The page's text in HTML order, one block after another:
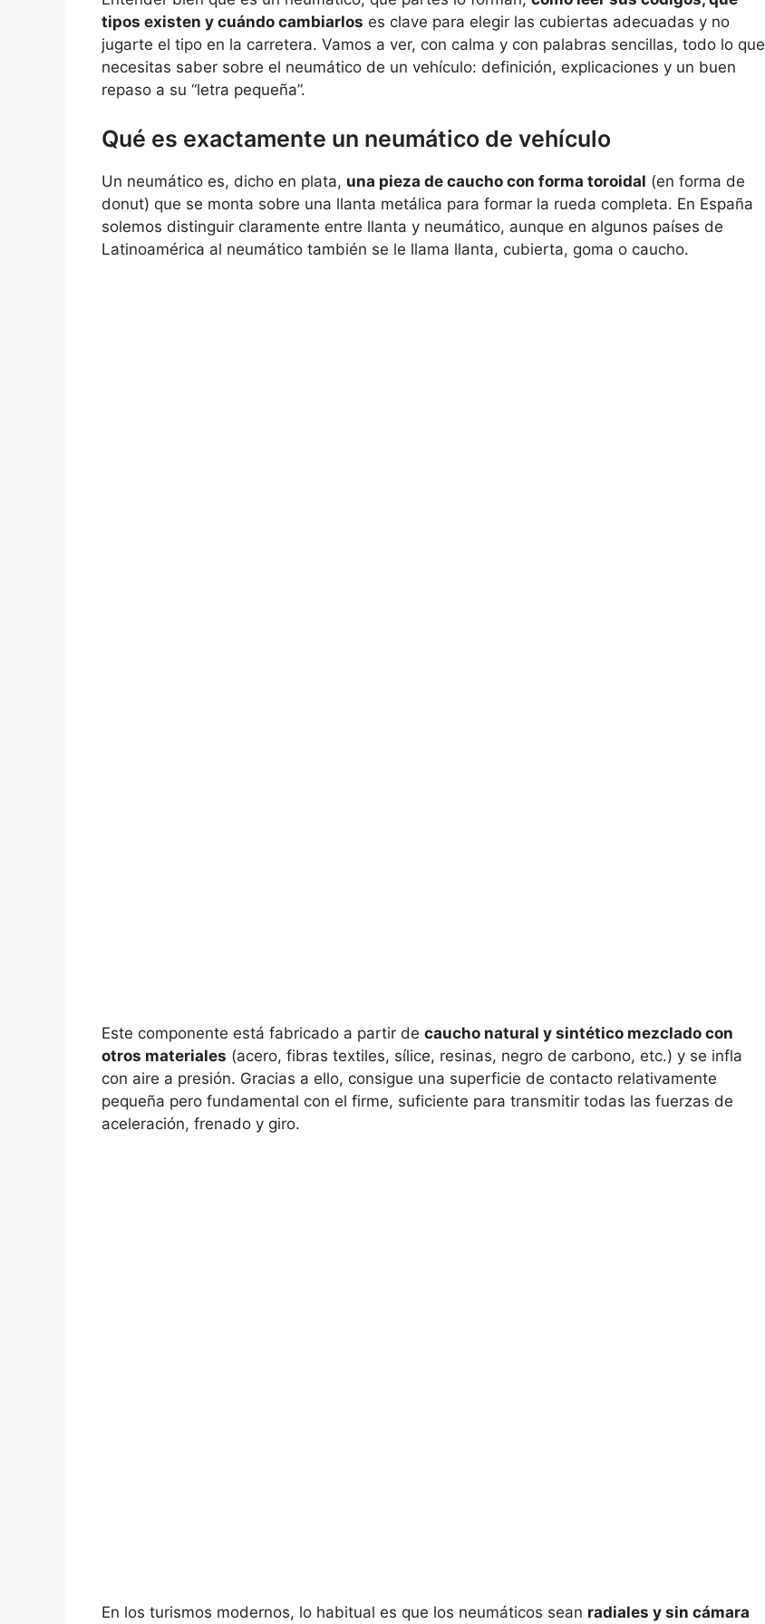
tipos existen y cuándo cambiarlos es clave para elegir las cubiertas adecuadas y no
jugarte el tipo en la carretera. Vamos a ver, con calma y con palabras sencillas, todo lo que
necesitas saber sobre el neumático de un vehículo: definición, explicaciones y un buen
repaso a su “letra pequeña”.
Qué es exactamente un neumático de vehículo
Un neumático es, dicho en plata, una pieza de caucho con forma toroidal (en forma de
donut) que se monta sobre una llanta metálica para formar la rueda completa. En España
solemos distinguir claramente entre llanta y neumático, aunque en algunos países de
Latinoamérica al neumático también se le llama llanta, cubierta, goma o caucho.
Este componente está fabricado a partir de caucho natural y sintético mezclado con
otros materiales (acero, fibras textiles, sílice, resinas, negro de carbono, etc.) y se infla
con aire a presión. Gracias a ello, consigue una superficie de contacto relativamente
pequeña pero fundamental con el firme, suficiente para transmitir todas las fuerzas de
aceleración, frenado y giro.
En los turismos modernos, lo habitual es que los neumáticos sean radiales y sin cámara